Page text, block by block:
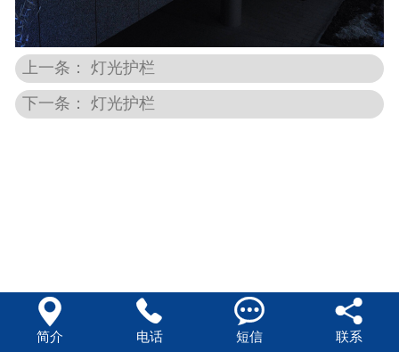
上一条： 灯光护栏
下一条： 灯光护栏

简介

电话

短信

联系